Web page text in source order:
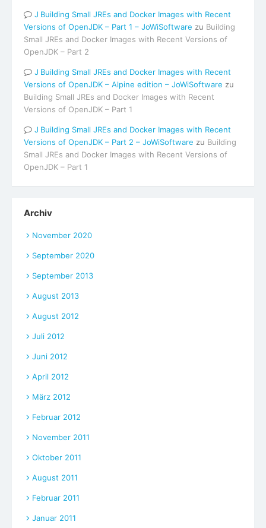
Building Small JREs and Docker Images with Recent
Versions of OpenJDK – Part 1 – JoWiSoftware zu Building
Small JREs and Docker Images with Recent Versions of
OpenJDK – Part 2
Building Small JREs and Docker Images with Recent
Versions of OpenJDK – Alpine edition – JoWiSoftware zu
Building Small JREs and Docker Images with Recent
Versions of OpenJDK – Part 1
Building Small JREs and Docker Images with Recent
Versions of OpenJDK – Part 2 – JoWiSoftware zu Building
Small JREs and Docker Images with Recent Versions of
OpenJDK – Part 1
Archiv
November 2020
September 2020
September 2013
August 2013
August 2012
Juli 2012
Juni 2012
April 2012
März 2012
Februar 2012
November 2011
Oktober 2011
August 2011
Februar 2011
Januar 2011